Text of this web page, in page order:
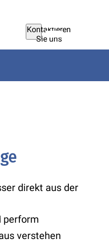
Kontaktieren
Sie uns
direkt aus der
perform
verstehen